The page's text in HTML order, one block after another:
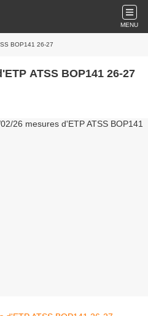
MENU
BOP141 26-27
ATSS BOP141 26-27